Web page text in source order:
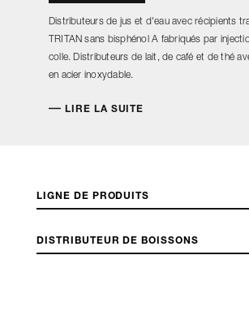
Distributeurs de jus et d'eau avec récipients
TRITAN sans bisphénol A fabriqués par
colle. Distributeurs de lait, de café et de thé
en acier inoxydable.
LIRE LA SUITE
LIGNE DE PRODUITS
DISTRIBUTEUR DE BOISSONS